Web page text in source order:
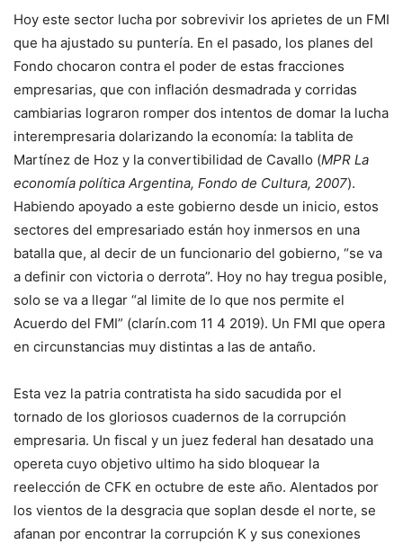
Hoy este sector lucha por sobrevivir los aprietes de un FMI
que ha ajustado su puntería. En el pasado, los planes del
Fondo chocaron contra el poder de estas fracciones
empresarias, que con inflación desmadrada y corridas
cambiarias lograron romper dos intentos de domar la lucha
interempresaria dolarizando la economía: la tablita de
Martínez de Hoz y la convertibilidad de Cavallo (MPR La
economía política Argentina, Fondo de Cultura, 2007).
Habiendo apoyado a este gobierno desde un inicio, estos
sectores del empresariado están hoy inmersos en una
batalla que, al decir de un funcionario del gobierno, “se va
a definir con victoria o derrota”. Hoy no hay tregua posible,
solo se va a llegar “al limite de lo que nos permite el
Acuerdo del FMI” (clarín.com 11 4 2019). Un FMI que opera
en circunstancias muy distintas a las de antaño.
Esta vez la patria contratista ha sido sacudida por el
tornado de los gloriosos cuadernos de la corrupción
empresaria. Un fiscal y un juez federal han desatado una
opereta cuyo objetivo ultimo ha sido bloquear la
reelección de CFK en octubre de este año. Alentados por
los vientos de la desgracia que soplan desde el norte, se
afanan por encontrar la corrupción K y sus conexiones